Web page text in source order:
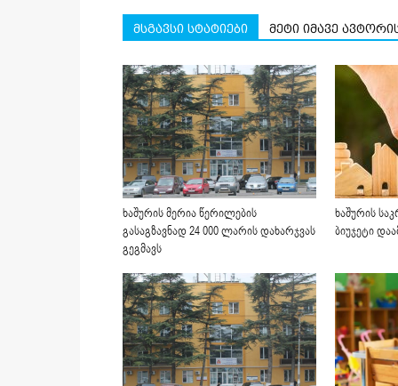
მსგავსი სტატიები მეტი იმავე
ხაშურის მერია წერილების
გასაგზავნად 24 000 ლარის დახარჯვას
გეგმავს
ხაშურის
ბიუჯეტი